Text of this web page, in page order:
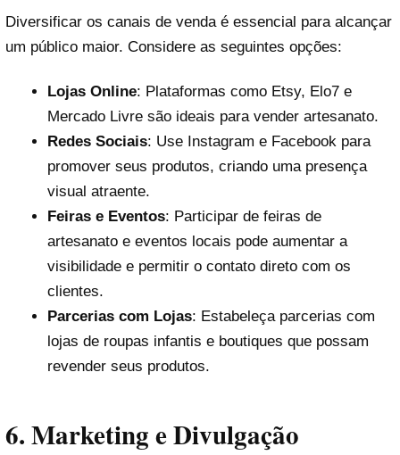
Diversificar os canais de venda é essencial para alcançar
um público maior. Considere as seguintes opções:
Lojas Online: Plataformas como Etsy, Elo7 e
Mercado Livre são ideais para vender artesanato.
Redes Sociais: Use Instagram e Facebook para
promover seus produtos, criando uma presença
visual atraente.
Feiras e Eventos: Participar de feiras de
artesanato e eventos locais pode aumentar a
visibilidade e permitir o contato direto com os
clientes.
Parcerias com Lojas: Estabeleça parcerias com
lojas de roupas infantis e boutiques que possam
revender seus produtos.
6.Marketing e Divulgação